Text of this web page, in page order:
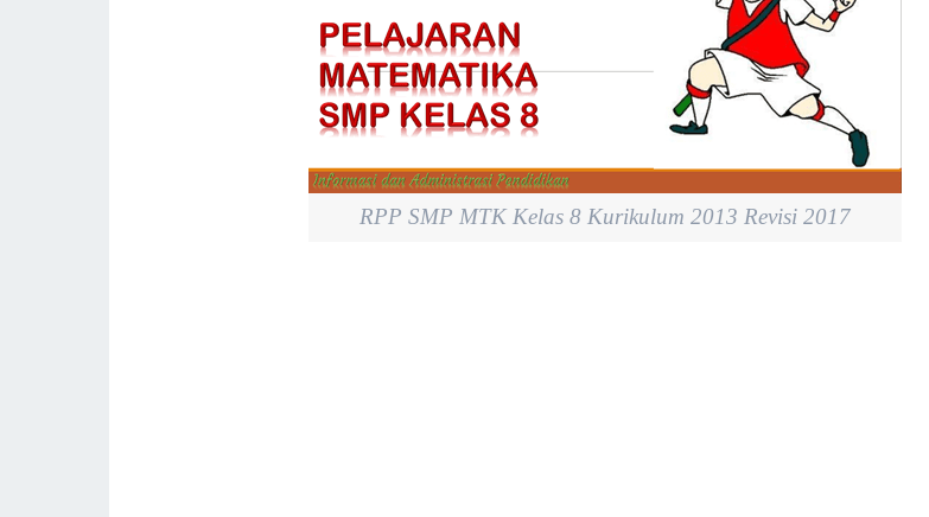
RPP SMP MTK Kelas 8 Kurikulum 2013 Revisi 2017